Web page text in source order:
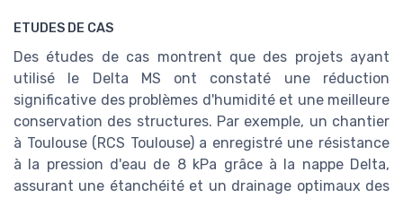
ETUDES DE CAS
Des études de cas montrent que des projets ayant
utilisé le Delta MS ont constaté une réduction
significative des problèmes d'humidité et une meilleure
conservation des structures. Par exemple, un chantier
à Toulouse (RCS Toulouse) a enregistré une résistance
à la pression d'eau de 8 kPa grâce à la nappe Delta,
assurant une étanchéité et un drainage optimaux des